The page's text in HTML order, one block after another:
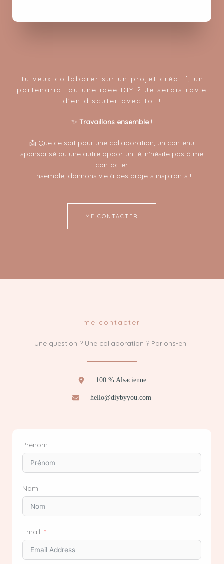
Tu veux collaborer sur un projet créatif, un
partenariat ou une idée DIY ? Je serais ravie
d’en discuter avec toi !
✨ Travaillons ensemble !
📩 Que ce soit pour une collaboration, un contenu
sponsorisé ou une autre opportunité, n’hésite pas à me
contacter.
Ensemble, donnons vie à des projets inspirants !
ME CONTACTER
me contacter
Une question ? Une collaboration ? Parlons-en !
100 % Alsacienne
hello@diybyyou.com
Prénom
Nom
Email